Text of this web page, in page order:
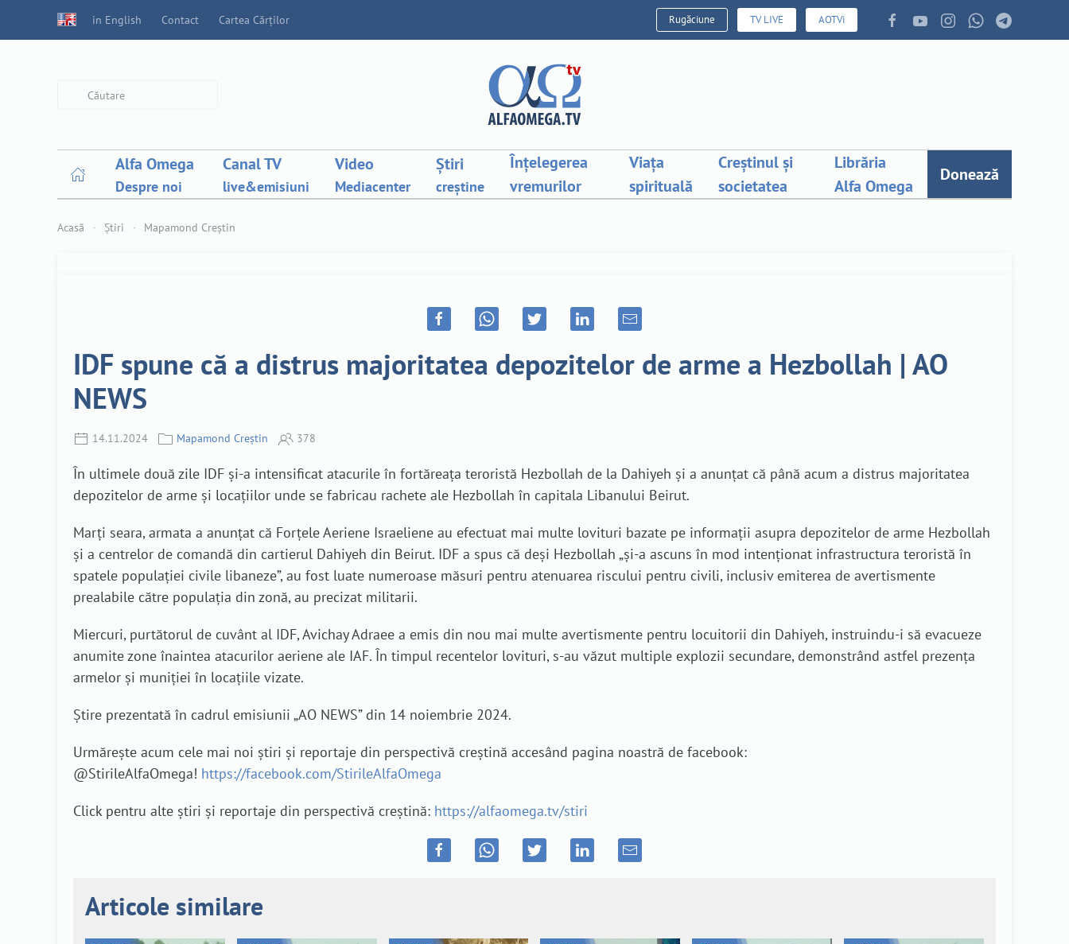
in English Contact Cartea Cărților Rugăciune TV LIVE AOTVi
Alfa Omega
Despre noi
Canal TV
live&emisiuni
Video
Mediacenter
Știri
creștine
Înțelegerea
vremurilor
Viața
spirituală
Creștinul și
societatea
Librăria
Alfa Omega
Donează
Acasă Știri Mapamond Creștin
IDF spune că a distrus majoritatea depozitelor de arme a Hezbollah | AO
NEWS
14.11.2024 Mapamond Creștin 378
În ultimele două zile IDF și-a intensificat atacurile în fortăreața teroristă Hezbollah de la Dahiyeh și a anunțat că până acum a distrus majoritatea
depozitelor de arme și locațiilor unde se fabricau rachete ale Hezbollah în capitala Libanului Beirut.
Marți seara, armata a anunțat că Forțele Aeriene Israeliene au efectuat mai multe lovituri bazate pe informații asupra depozitelor de arme Hezbollah
și a centrelor de comandă din cartierul Dahiyeh din Beirut. IDF a spus că deși Hezbollah „și-a ascuns în mod intenționat infrastructura teroristă în
spatele populației civile libaneze”, au fost luate numeroase măsuri pentru atenuarea riscului pentru civili, inclusiv emiterea de avertismente
prealabile către populația din zonă, au precizat militarii.
Miercuri, purtătorul de cuvânt al IDF, Avichay Adraee a emis din nou mai multe avertismente pentru locuitorii din Dahiyeh, instruindu-i să evacueze
anumite zone înaintea atacurilor aeriene ale IAF. În timpul recentelor lovituri, s-au văzut multiple explozii secundare, demonstrând astfel prezența
armelor și muniției în locațiile vizate.
Știre prezentată în cadrul emisiunii „AO NEWS” din 14 noiembrie 2024.
Urmărește acum cele mai noi știri și reportaje din perspectivă creștină accesând pagina noastră de facebook:
@StirileAlfaOmega! https://facebook.com/StirileAlfaOmega
Click pentru alte știri și reportaje din perspectivă creștină: https://alfaomega.tv/stiri
Articole similare